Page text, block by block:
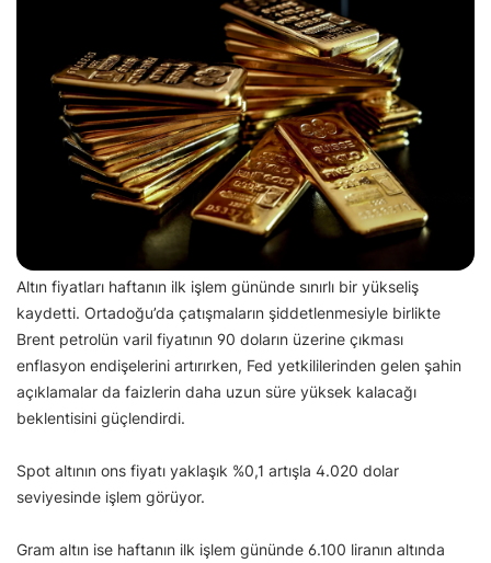
Altın fiyatları haftanın ilk işlem gününde sınırlı bir yükseliş
kaydetti. Ortadoğu’da çatışmaların şiddetlenmesiyle birlikte
Brent petrolün varil fiyatının 90 doların üzerine çıkması
enflasyon endişelerini artırırken, Fed yetkililerinden gelen şahin
açıklamalar da faizlerin daha uzun süre yüksek kalacağı
beklentisini güçlendirdi.
Spot altının ons fiyatı yaklaşık %0,1 artışla 4.020 dolar
seviyesinde işlem görüyor.
Gram altın ise haftanın ilk işlem gününde 6.100 liranın altında